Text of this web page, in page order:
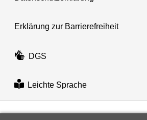
Erklärung zur Barrierefreiheit
DGS
Leichte Sprache